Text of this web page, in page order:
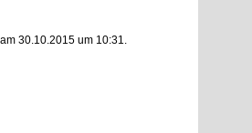
30.10.2015 um 10:31.